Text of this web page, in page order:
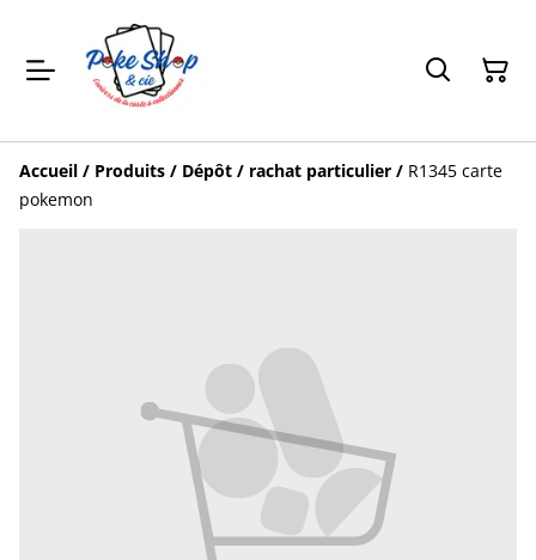
Accueil / Produits / Dépôt / rachat particulier / R1345 carte
pokemon